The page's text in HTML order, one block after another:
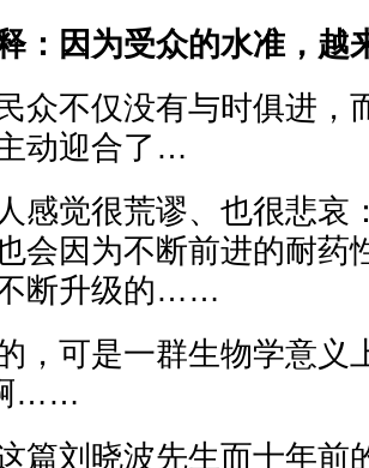
：因为受众的水准，越
众不仅没有与时俱进，
动迎合了…
感觉很荒谬、也很悲哀
会因为不断前进的耐药
断升级的……
，可是一群生物学意义
……
篇刘晓波先生而十年前